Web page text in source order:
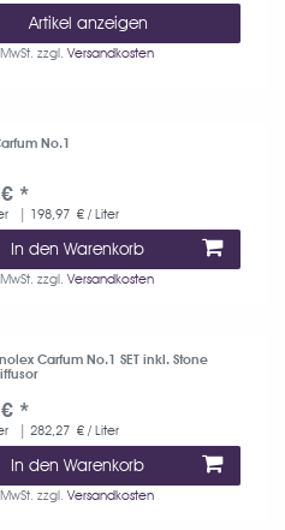
Artikel anzeigen
zzgl.Versandkosten
No.1
*
| 198,97 € / Liter
In den Warenkorb
zzgl.Versandkosten
Carfum No.1 SET inkl. Stone
*
| 282,27 € / Liter
In den Warenkorb
zzgl.Versandkosten